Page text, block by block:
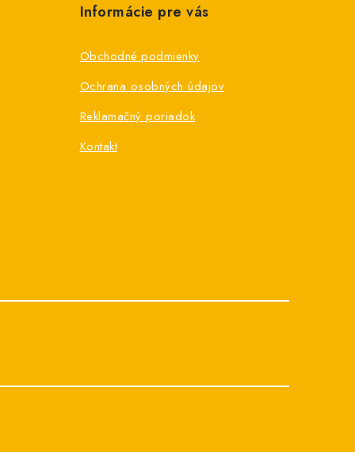
Informácie pre vás
Obchodné podmienky
Ochrana osobných údajov
Reklamačný poriadok
Kontakt